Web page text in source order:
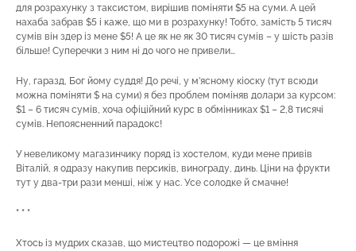
для розрахунку з таксистом, вирішив поміняти $5 на суми. А цей
нахаба забрав $5 і каже, що ми в розрахунку! Тобто, замість 5 тисяч
сумів він здер із мене $5! А це як не як 30 тисяч сумів – у шість разів
більше! Суперечки з ним ні до чого не привели…
Ну, гаразд, Бог йому суддя! До речі, у м’ясному кіоску (тут всюди
можна поміняти $ на суми) я без проблем поміняв долари за курсом:
$1 – 6 тисяч сумів, хоча офіційний курс в обмінниках $1 – 2,8 тисячі
сумів. Непоясненний парадокс!
У невеликому магазинчику поряд із хостелом, куди мене привів
Віталій, я одразу накупив персиків, винограду, динь. Ціни на фрукти
тут у два-три рази менші, ніж у нас. Усе солодке й смачне!
* * *
Хтось із мудрих сказав, що мистецтво подорожі — це вміння